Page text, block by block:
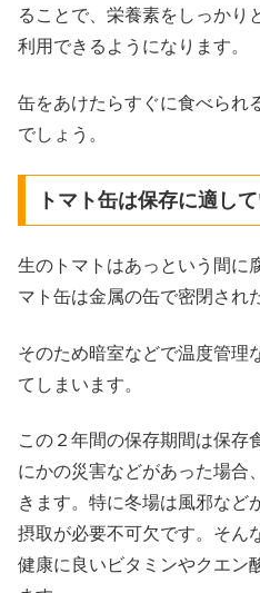
ることで、栄養素をしっかり
利用できるようになります。
缶をあけたらすぐに食べられ
でしょう。
トマト缶は保存に適し
生のトマトはあっという間に
マト缶は金属の缶で密閉され
そのため暗室などで温度管理
てしまいます。
この２年間の保存期間は保存
にかの災害などがあった場合
きます。特に冬場は風邪など
摂取が必要不可欠です。そん
健康に良いビタミンやクエン